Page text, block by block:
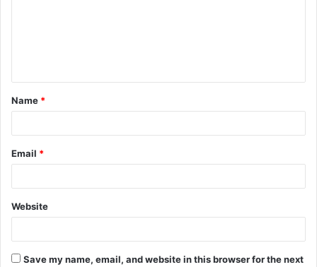
t
*
Name *
Email *
Website
Save my name, email, and website in this browser for the next